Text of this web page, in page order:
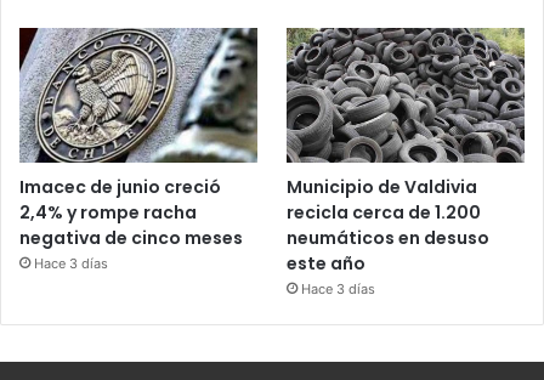
Imacec de junio creció
2,4% y rompe racha
negativa de cinco meses
Hace 3 días
Municipio de Valdivia
recicla cerca de 1.200
neumáticos en desuso
este año
Hace 3 días